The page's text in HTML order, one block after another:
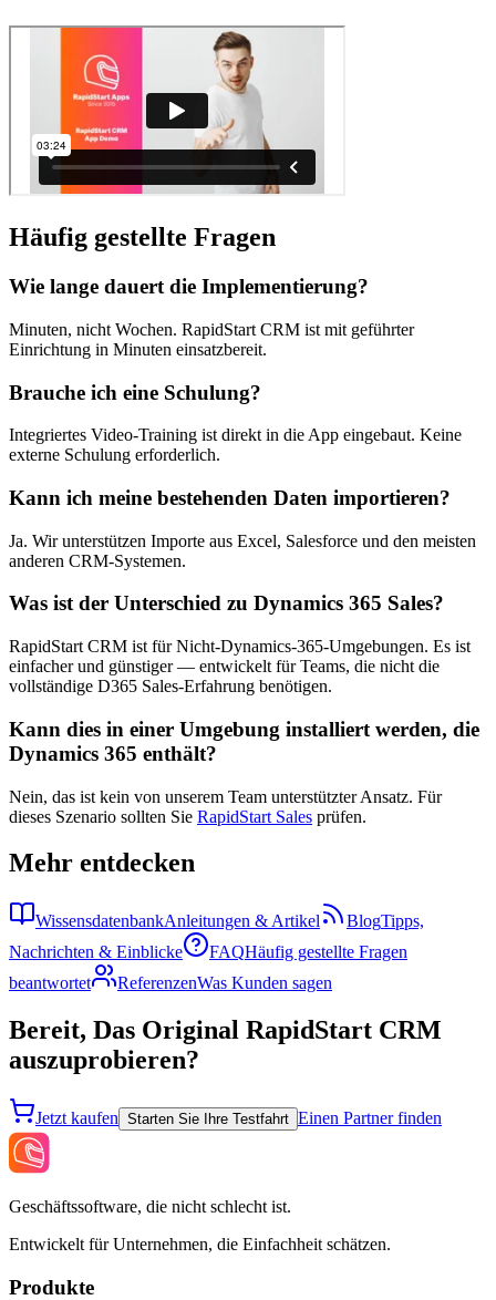
Häufig gestellte Fragen
Wie lange dauert die Implementierung?
Minuten, nicht Wochen. RapidStart CRM ist mit geführter
Einrichtung in Minuten einsatzbereit.
Brauche ich eine Schulung?
Integriertes Video-Training ist direkt in die App eingebaut. Keine
externe Schulung erforderlich.
Kann ich meine bestehenden Daten importieren?
Ja. Wir unterstützen Importe aus Excel, Salesforce und den meisten
anderen CRM-Systemen.
Was ist der Unterschied zu Dynamics 365 Sales?
RapidStart CRM ist für Nicht-Dynamics-365-Umgebungen. Es ist
einfacher und günstiger — entwickelt für Teams, die nicht die
vollständige D365 Sales-Erfahrung benötigen.
Kann dies in einer Umgebung installiert werden, die
Dynamics 365 enthält?
Nein, das ist kein von unserem Team unterstützter Ansatz. Für
dieses Szenario sollten Sie RapidStart Sales prüfen.
Mehr entdecken
WissensdatenbankAnleitungen & Artikel BlogTipps,
Nachrichten & Einblicke
FAQHäufig gestellte Fragen
beantwortet
ReferenzenWas Kunden sagen
Bereit, Das Original RapidStart CRM
auszuprobieren?
Jetzt kaufen Starten Sie Ihre Testfahrt Einen Partner finden
Geschäftssoftware, die nicht schlecht ist.
Entwickelt für Unternehmen, die Einfachheit schätzen.
Produkte